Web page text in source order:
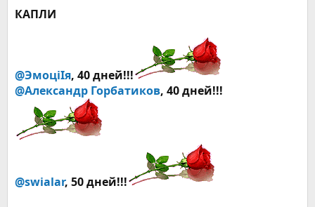
КАПЛИ
@ЭмоцiIя, 40 дней!!!
@Александр Горбатиков, 40 дней!!!
@swialar, 50 дней!!!